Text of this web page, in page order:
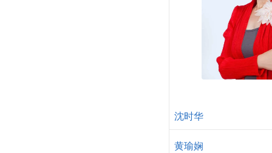
沈时华
黄瑜娴